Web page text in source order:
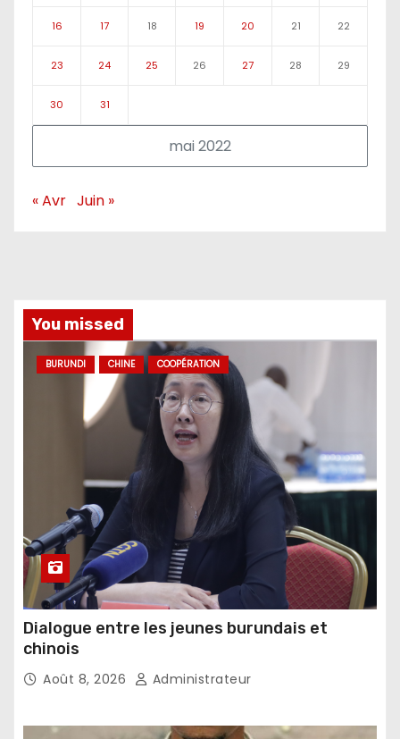
mai 2022
16 17 18 19 20 21 22
23 24 25 26 27 28 29
30 31
« Avr Juin »
You missed
BURUNDI CHINE COOPÉRATION
Dialogue entre les jeunes burundais et
chinois
Août 8, 2026 Administrateur